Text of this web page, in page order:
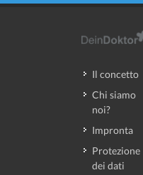
Il concetto
Chi siamo
noi?
Impronta
Protezione
dei dati